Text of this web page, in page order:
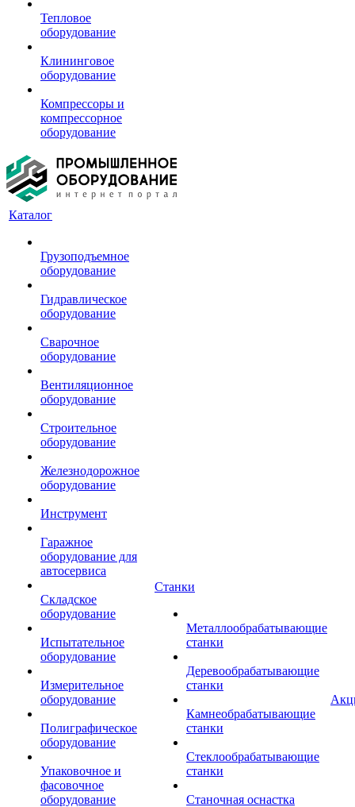
Тепловое
оборудование
Клининговое
оборудование
Компрессоры и
компрессорное
оборудование
Каталог
Грузоподъемное
оборудование
Гидравлическое
оборудование
Сварочное
оборудование
Вентиляционное
оборудование
Строительное
оборудование
Железнодорожное
оборудование
Инструмент
Гаражное
оборудование для
автосервиса
Складское
оборудование
Испытательное
оборудование
Измерительное
оборудование
Полиграфическое
оборудование
Упаковочное и
фасовочное
оборудование
Станки
Металлообрабатывающие
станки
Деревообрабатывающие
станки
Камнеобрабатывающие
станки
Стеклообрабатывающие
станки
Станочная оснастка